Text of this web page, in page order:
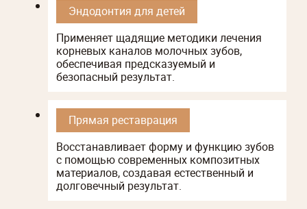
Эндодонтия для детей
Применяет щадящие методики лечения
корневых каналов молочных зубов,
обеспечивая предсказуемый и
безопасный результат.
Прямая реставрация
Восстанавливает форму и функцию зубов
с помощью современных композитных
материалов, создавая естественный и
долговечный результат.